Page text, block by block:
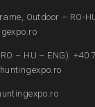
Outdoor – RO-
– HU – ENG): +40